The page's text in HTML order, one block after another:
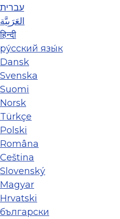
עברית
العَرَبِيَّة
हिन्दी
ру́сский язы́к
Dansk
Svenska
Suomi
Norsk
Türkçe
Polski
Româna
Ceština
Slovenský
Magyar
Hrvatski
български